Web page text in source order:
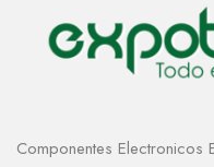
Componentes Electronicos